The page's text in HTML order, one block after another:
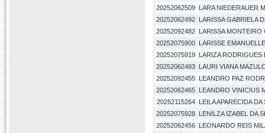
20252062509 LARA NIEDERAUER
20252062492 LARISSA GABRIELA
20252092482 LARISSA MONTEIRO
20252075900 LARISSE
20252075919 LARIZA RODRIGUES
20252062483 LAURI VIANA
20252092455 LEANDRO PAZ
20252062465 LEANDRO VINICIUS
20252115264
LEILA APARECIDA DA
20252075928 LENILZA IZABEL DA
20252062456 LEONARDO REIS